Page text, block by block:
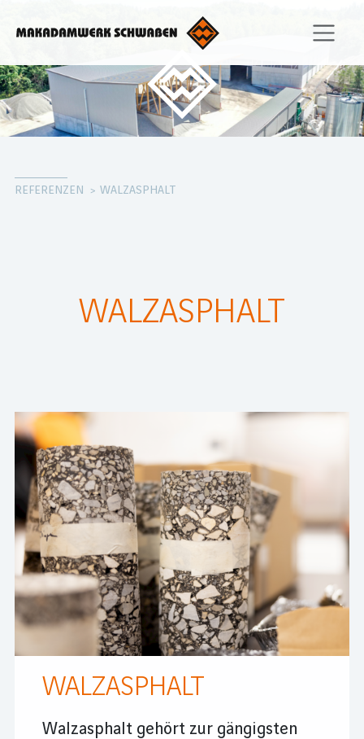
REFERENZEN WALZASPHALT
WALZASPHALT
WALZASPHALT
Walzasphalt gehört zur gängigsten